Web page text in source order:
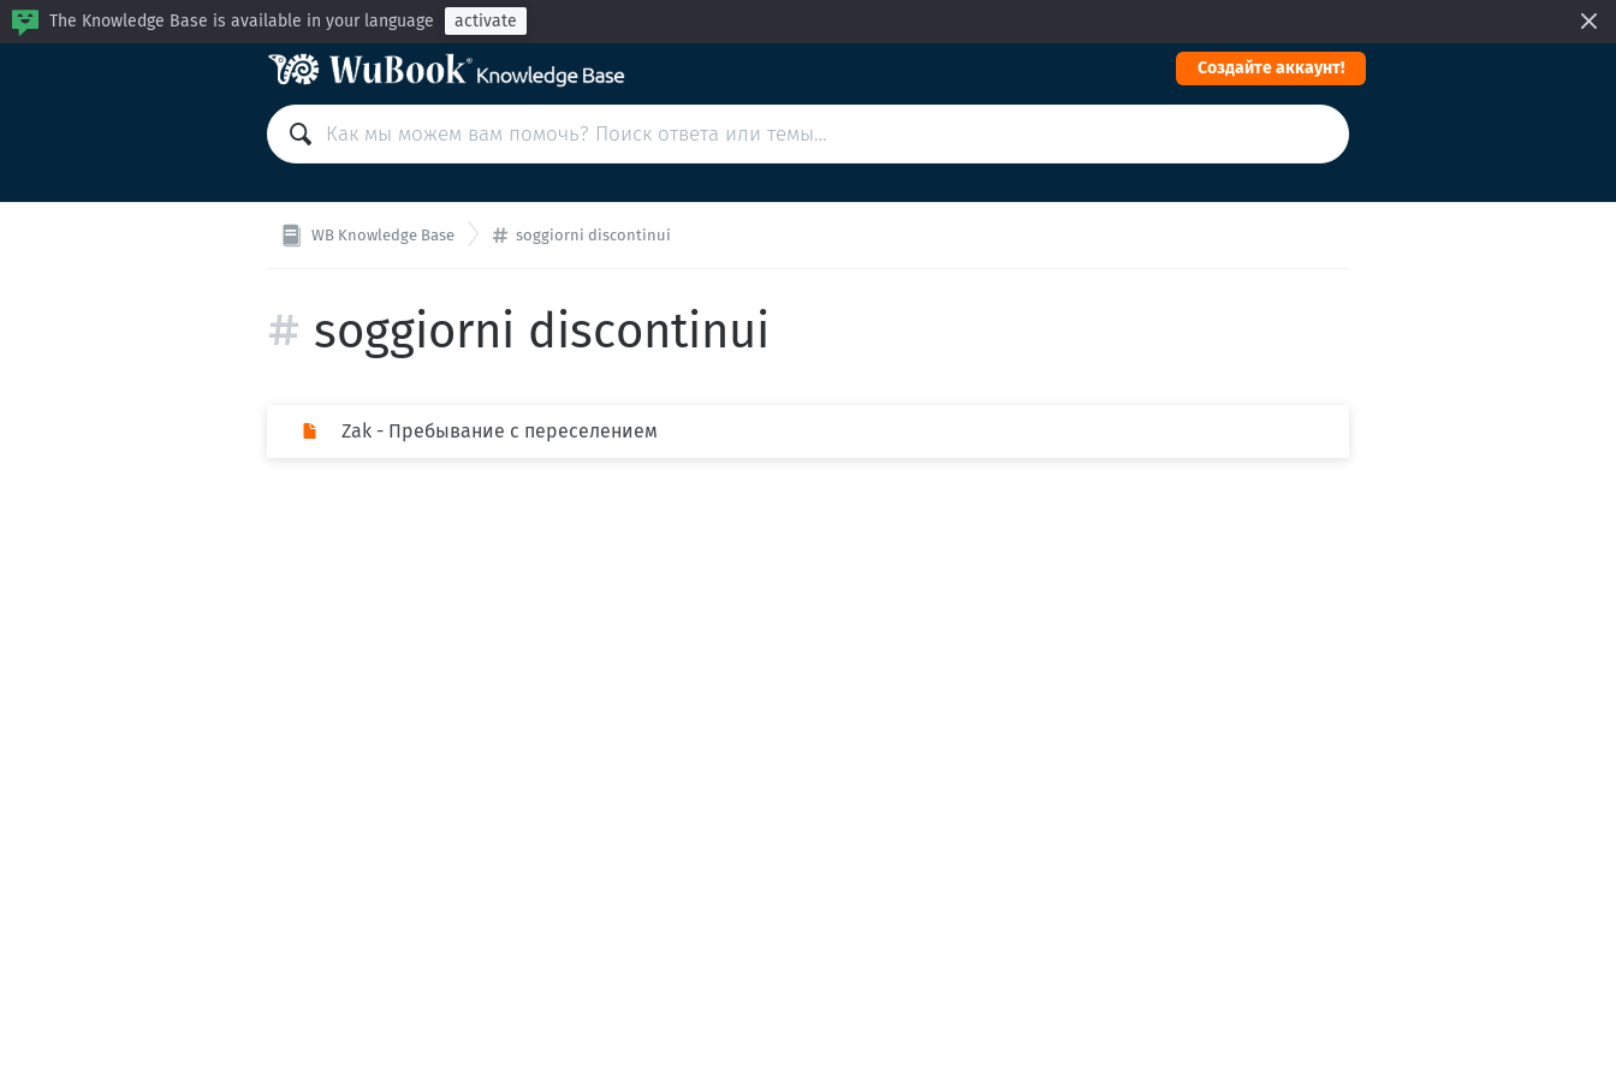
The Knowledge Base is available in your language activate
Cоздайте аккаунт!
WB Knowledge Base soggiorni discontinui
soggiorni discontinui
Zak - Пребывание с переселением